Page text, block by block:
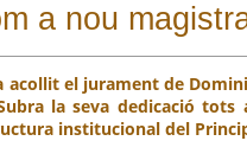
a nou
acollit el jurament de
la seva dedicació
institucional del